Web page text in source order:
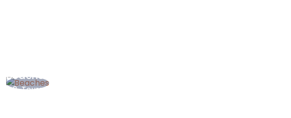
Beaches
3 Tours